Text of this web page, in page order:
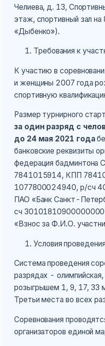
Челиева, д. 13,
этаж, спортивный зал
«Дыбенко»).
Требования к
К участию в
и женщины 2007 года
спортивную
Размер турнирного
за один разряд с
до 24 мая 2021 года
банковские реквизиты
федерация бадминтона
7841015914, КПП
1077800024940, р/сч
ПАО «Банк Санкт-
сч
«Взнос за Ф.И.О.
Условия
Система проведения
разрядах -
розыгрышем 1, 9, 17, 33
Третьи места во всех
Соревнования
организаторов единой